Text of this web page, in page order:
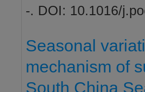
-. DOI: 10.1016/
Seasonal
mechanism of
South China